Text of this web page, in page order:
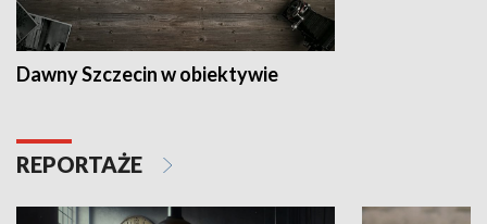
Dawny Szczecin w obiektywie
REPORTAŻE